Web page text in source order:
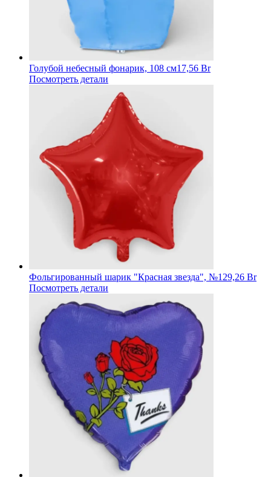
Голубой небесный фонарик, 108 см17,56 Br
Посмотреть детали
Фольгированный шарик "Красная звезда", №1 29,26 Br
Посмотреть детали